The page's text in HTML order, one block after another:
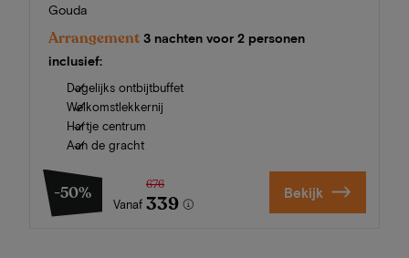
Gouda
Arrangement 3 nachten voor 2 personen
inclusief:
Dagelijks ontbijtbuffet
Welkomstlekkernij
Hartje centrum
Aan de gracht
-50%
Vanaf
676
339 Bekijk